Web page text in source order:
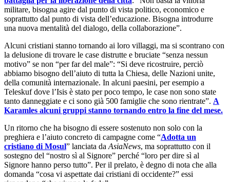
militare, bisogna agire dal punto di vista politico, economico e
soprattutto dal punto di vista dell’educazione. Bisogna introdurre
una nuova mentalità del dialogo, della collaborazione”.
Alcuni cristiani stanno tornando ai loro villaggi, ma si scontrano con
la delusione di trovare le case distrutte e bruciate “senza nessun
motivo” se non “per far del male”: “Si deve ricostruire, perciò
abbiamo bisogno dell’aiuto di tutta la Chiesa, delle Nazioni unite,
della comunità internazionale. In alcuni paesini, per esempio a
Teleskuf dove l’Isis è stato per poco tempo, le case non sono state
tanto danneggiate e ci sono già 500 famiglie che sono rientrate”. A
Karamles alcuni gruppi stanno tornando entro la fine del mese.
Un ritorno che ha bisogno di essere sostenuto non solo con la
preghiera e l’aiuto concreto di campagne come “Adotta un
cristiano di Mosul” lanciata da AsiaNews, ma soprattutto con il
sostegno del “nostro sì al Signore” perché “loro per dire sì al
Signore hanno perso tutto”. Per il prelato, è degno di nota che alla
domanda “cosa vi aspettate dai cristiani di occidente?” essi